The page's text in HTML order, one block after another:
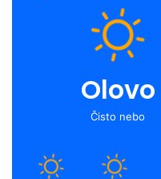
Olovo
Čisto nebo